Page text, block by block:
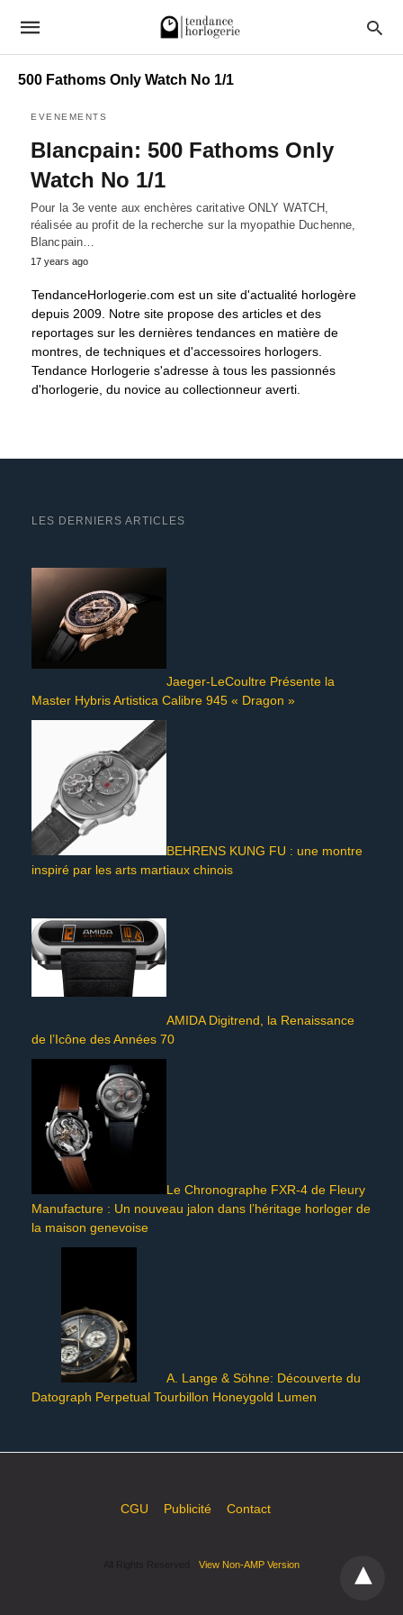
500 Fathoms Only Watch No 1/1
EVENEMENTS
Blancpain: 500 Fathoms Only
Watch No 1/1
Pour la 3e vente aux enchères caritative ONLY WATCH,
réalisée au profit de la recherche sur la myopathie Duchenne,
Blancpain…
17 years ago
TendanceHorlogerie.com est un site d'actualité horlogère
depuis 2009. Notre site propose des articles et des
reportages sur les dernières tendances en matière de
montres, de techniques et d'accessoires horlogers.
Tendance Horlogerie s'adresse à tous les passionnés
d'horlogerie, du novice au collectionneur averti.
LES DERNIERS ARTICLES
Jaeger-LeCoultre Présente la
Master Hybris Artistica Calibre 945 « Dragon »
BEHRENS KUNG FU : une montre
inspiré par les arts martiaux chinois
AMIDA Digitrend, la Renaissance
de l’Icône des Années 70
Le Chronographe FXR-4 de Fleury
Manufacture : Un nouveau jalon dans l’héritage horloger de
la maison genevoise
A. Lange & Söhne: Découverte du
Datograph Perpetual Tourbillon Honeygold Lumen
CGU Publicité Contact
View Non-AMP Version